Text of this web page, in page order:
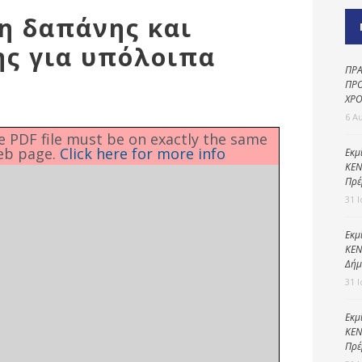
προστασία
δαπάνης και
για υπόλοιπα
file must be on exactly the same
page. Click here for more info
6
31
31